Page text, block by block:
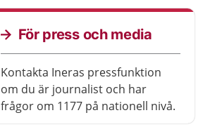
För press och media
Kontakta Ineras pressfunktion
om du är journalist och har
frågor om 1177 på nationell nivå.